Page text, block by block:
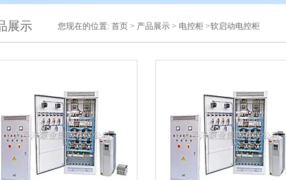
展示 您现在的位置: 首页 > 产品展示 > 电控柜 >软启动电控柜